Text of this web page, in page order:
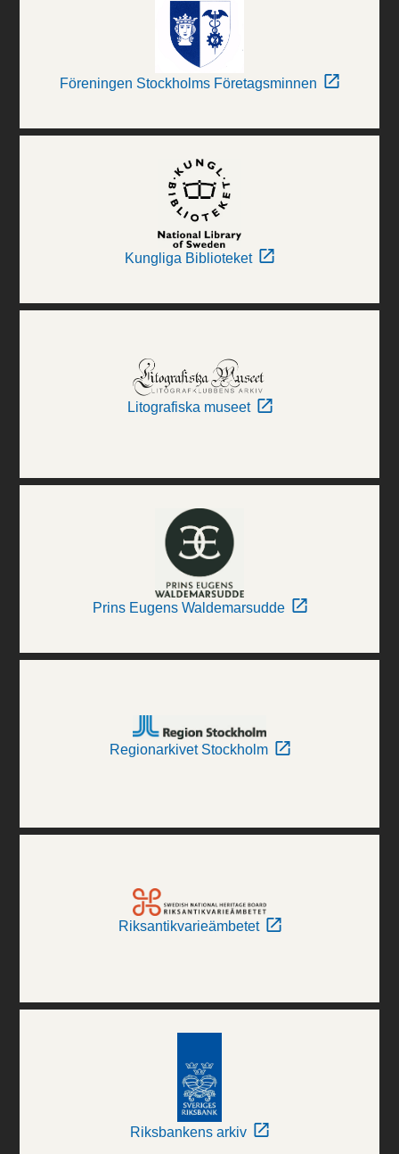
Föreningen Stockholms Företagsminnen
Kungliga Biblioteket
Litografiska museet
Prins Eugens Waldemarsudde
Regionarkivet Stockholm
Riksantikvarieämbetet
Riksbankens arkiv